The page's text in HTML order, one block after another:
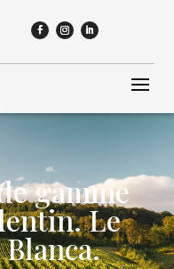
gamme
Le